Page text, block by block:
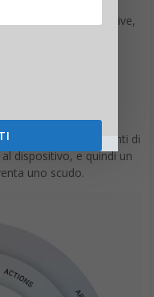
Cloud Compute
architettura sopravvive,
gira proprio lì
dai server di
meno di quanto
dello story
a vendere Siri,
sostiene che le
ad assistenti di
dispositivo, e quindi un
uno scudo.